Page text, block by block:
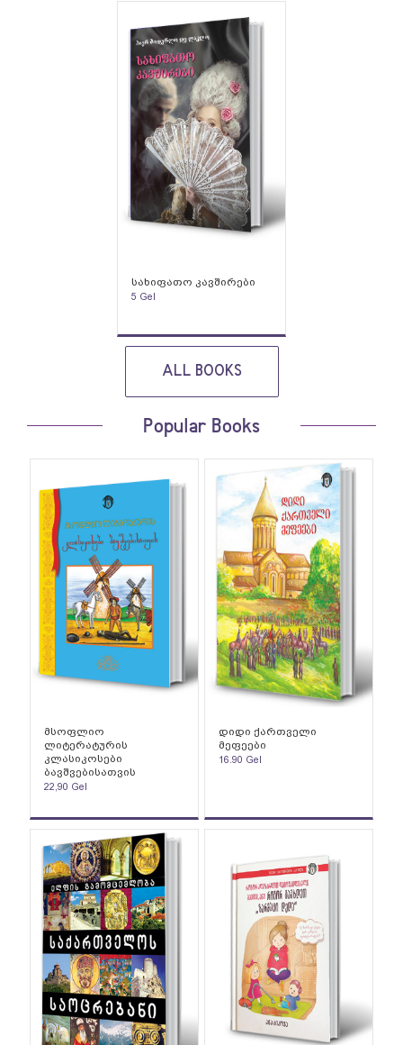
სახიფათო კავშირები
5 Gel
ALL BOOKS
Popular Books
მსოფლიო
ლიტერატურის
კლასიკოსები
ბავშვებისათვის
22,90 Gel
დიდი ქართველი
მეფეები
16.90 Gel